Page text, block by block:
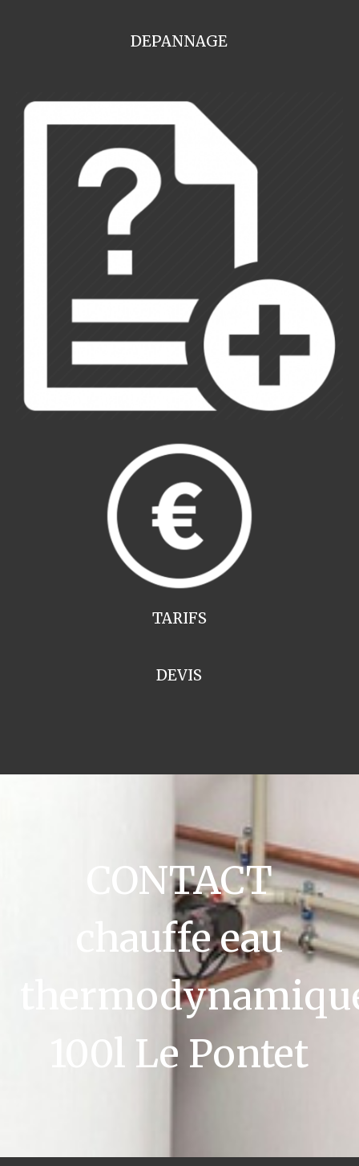
DEPANNAGE
TARIFS
DEVIS
CONTACT
chauffe eau
100l Le Pontet